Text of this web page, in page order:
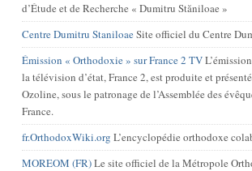
d’Étude et de Recherche « Dumitru Stăniloae »
Centre Dumitru StaniloaeSite officiel du Centre
Émission « Orthodoxie » sur France 2 TV
la télévision d’état, France 2, est produite et
Ozoline, sous le patronage de l’Assemblée des
France.
fr.OrthodoxWiki.org L’encyclopédie orthodoxe
MOREOM (FR)Le site officiel de la Métropole